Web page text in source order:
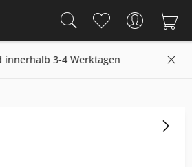
14 Tage Rückgaberecht